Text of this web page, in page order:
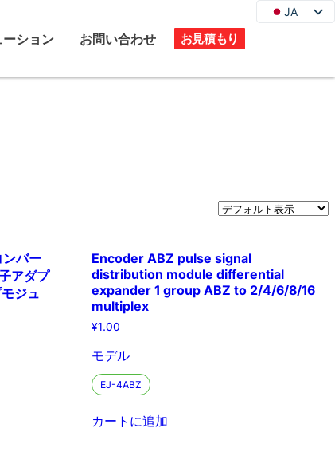
ーション お問い合わせ お見積もり
JA
JA
RU
バー
アダプ
ジュ
Encoder ABZ pulse signal
distribution module differential
expander 1 group ABZ to 2/4/6/8/16
multiplex
¥1.00
モデル
EJ-4ABZ
カートに追加